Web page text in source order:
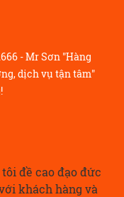
- Mr Sơn "Hàng
dịch vụ tận tâm"
đề cao đạo đức
khách hàng và